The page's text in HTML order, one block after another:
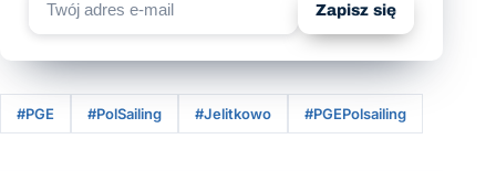
Zapisz się
#PGE #PolSailing #Jelitkowo #PGEPolsailing